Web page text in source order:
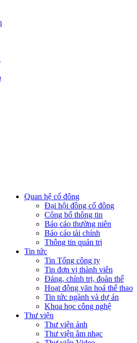
Quan hệ cổ đông
Đại hội đồng cổ đông
Công bố thông tin
Báo cáo thường niên
Báo cáo tài chính
Thông tin quản trị
Tin tức
Tin Tổng công ty
Tin đơn vị thành viên
Đảng, chính trị, đoàn thể
Hoạt động văn hoá thể thao
Tin tức ngành và dự án
Khoa học công nghệ
Thư viện
Thư viện ảnh
Thư viện âm nhạc